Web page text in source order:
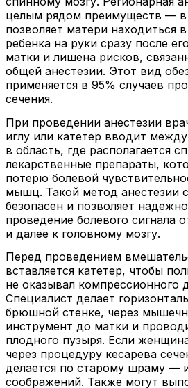
целым рядом преимуществ — в
позволяет матери находиться
ребенка на руки сразу после
матки и лишена рисков,
общей анестезии. Этот вид
применяется в 95% случаев
сечения.
При проведении анестезии
иглу или катетер вводит
в область, где располагается
лекарственные препараты,
потерю болевой
мышц. Такой метод анестезии
безопасен и позволяет
проведение болевого сигнала
и далее к головному мозгу.
Перед проведением
вставляется катетер, чтобы
не оказывал компрессионного
Специалист делает
брюшной стенке, через
инструмент до матки и
плодного пузыря. Если
через процедуру кесарева
делается по старому шраму —
соображений. Также могут